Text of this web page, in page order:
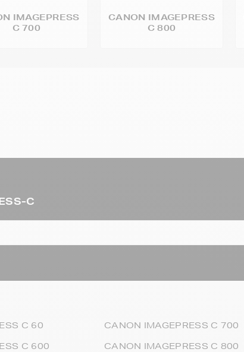
IMAGEPRESS
C 700
CANON IMAGEPRESS
C 800
C
C 60
C 600
CANON IMAGEPRESS C 700
CANON IMAGEPRESS C 800